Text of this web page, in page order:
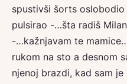
spustivši šorts
pulsirao -…šta radiš
-…kažnjavam te
rukom na sto a desnom
njenoj brazdi, kad sam